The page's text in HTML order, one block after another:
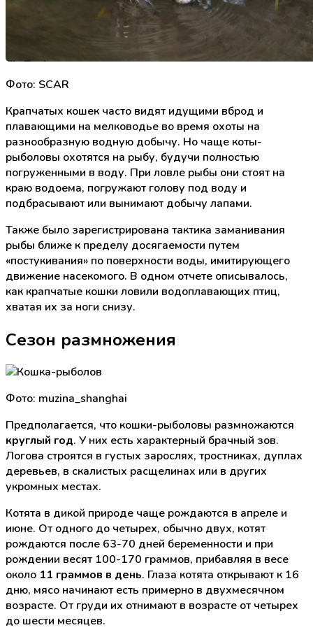
Фото: SCAR
Крапчатых кошек часто видят идущими вброд и
плавающими на мелководье во время охоты на
разнообразную водную добычу. Но чаще коты-
рыболовы охотятся на рыбу, будучи полностью
погруженными в воду. При ловле рыбы они стоят на
краю водоема, погружают голову под воду и
подбрасывают или вынимают добычу лапами.
Также было зарегистрирована тактика заманивания
рыбы ближе к пределу досягаемости путем
«постукивания» по поверхности воды, имитирующего
движение насекомого. В одном отчете описывалось,
как крапчатые кошки ловили водоплавающих птиц,
хватая их за ноги снизу.
Сезон размножения
Фото: muzina_shanghai
Предполагается, что кошки-рыболовы размножаются
круглый год. У них есть характерный брачный зов.
Логова строятся в густых зарослях, тростниках, дуплах
деревьев, в скалистых расщелинах или в других
укромных местах.
Котята в дикой природе чаще рождаются в апреле и
июне. От одного до четырех, обычно двух, котят
рождаются после 63-70 дней беременности и при
рождении весят 100-170 граммов, прибавляя в весе
около 11 граммов в день. Глаза котята открывают к 16
дню, мясо начинают есть примерно в двухмесячном
возрасте. От груди их отнимают в возрасте от четырех
до шести месяцев.